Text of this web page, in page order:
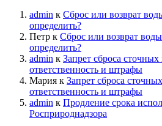
admin к Сброс или возврат
определить?
Петр к Сброс или возврат
определить?
admin к Запрет сброса сточных
ответственность и штрафы
Мария к Запрет сброса
ответственность и штрафы
admin к Продление срока
Росприроднадзора